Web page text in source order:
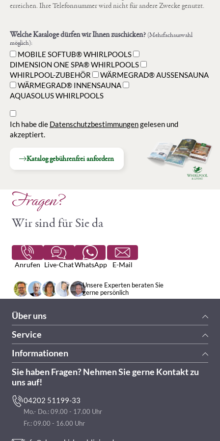
erreichen. Ihre Telefonnummer wird nicht für andere Zwecke genutzt.
Welche Kataloge dürfen wir Ihnen zuschicken? (Mehrfachauswahl
möglich):
MOBILE SOFTUB® WHIRLPOOLS
DIMENSION ONE SPA® WHIRLPOOLS
WHIRLPOOL-ZUBEHÖR
WÄRMEGRAD® AUSSENSAUNA
WÄRMEGRAD® INNENSAUNA
AQUASOLUS WHIRLPOOLS
Ich habe die Datenschutzbestimmungengelesen und
akzeptiert.
Katalog gebührenfrei anfordern
Fragen?
Wir sind für Sie da
Anrufen Live-ChatWhatsApp E-Mail
Unsere Experten beraten Sie
gerne persönlich
Sie haben Fragen? Nehmen Sie gerne Kontakt zu
uns auf!
04202 51199-33
Mo.- Do.: 09.00 - 17.00 Uhr
Fr.: 09.00 - 16.00 Uhr
Über uns
Service
Informationen